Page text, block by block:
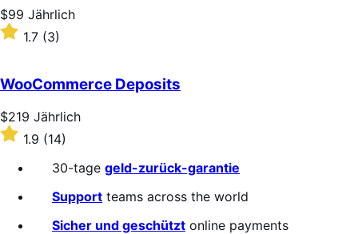
stars
Price
$99
Jährlich
$99 Jährlich
Rated
1.7
of
5
stars
1.7 (3)
WooCommerce Deposits
Price
$219
Jährlich
$219 Jährlich
Rated
1.9
out
1.9 (14)
30-tage geld-zurück-garantie
Support teams across the world
Sicher und geschützt online payments